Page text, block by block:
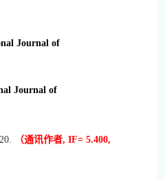
Journal of
Journal of
（通讯作者, IF= 5.400,